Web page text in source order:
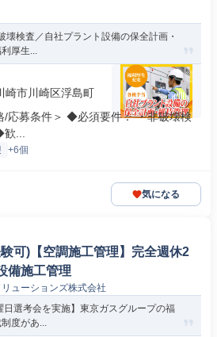
壊検査／自社プラント設備の保全計画・
厚生...
崎市川崎区浮島町
/応募条件＞ ◆必須要件： ・非破壊検
...
+6個
気になる
可)【空調施工管理】完全週休2
備施工管理
ューションズ株式会社
日選考会を実施】東京ガスグループの福
度があ...